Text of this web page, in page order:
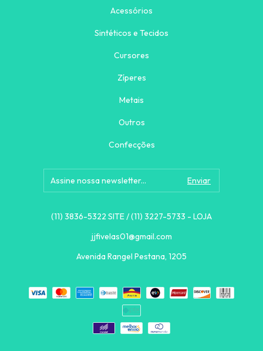
Acessórios
Sintéticos e Tecidos
Cursores
Zíperes
Metais
Outros
Confecções
(11) 3836-5322 SITE / (11) 3227-5733 - LOJA
jjfivelas01@gmail.com
Avenida Rangel Pestana, 1205